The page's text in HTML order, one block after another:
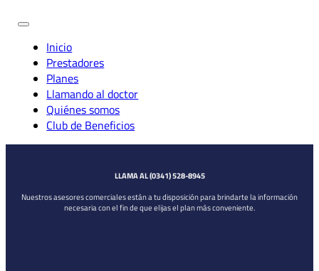
Inicio
Prestadores
Planes
Llamando al doctor
Quiénes somos
Club de Beneficios
LLAMA AL (0341) 528-8945
Nuestros asesores comerciales están a tu disposición para brindarte la información
necesaria con el fin de que elijas el plan más conveniente.